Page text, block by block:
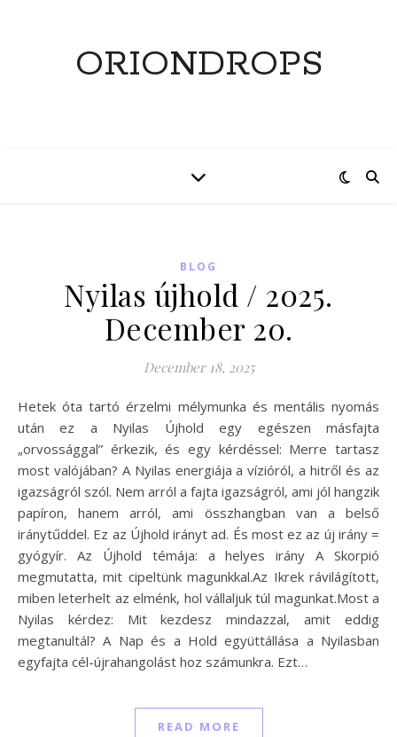
ORIONDROPS
BLOG
Nyilas újhold / 2025.
December 20.
December 18, 2025
Hetek óta tartó érzelmi mélymunka és mentális nyomás
után ez a Nyilas Újhold egy egészen másfajta
„orvossággal” érkezik, és egy kérdéssel: Merre tartasz
most valójában? A Nyilas energiája a vízióról, a hitről és az
igazságról szól. Nem arról a fajta igazságról, ami jól hangzik
papíron, hanem arról, ami összhangban van a belső
iránytűddel. Ez az Újhold irányt ad. És most ez az új irány =
gyógyír. Az Újhold témája: a helyes irány A Skorpió
megmutatta, mit cipeltünk magunkkal.Az Ikrek rávilágított,
miben leterhelt az elménk, hol vállaljuk túl magunkat.Most a
Nyilas kérdez: Mit kezdesz mindazzal, amit eddig
megtanultál? A Nap és a Hold együttállása a Nyilasban
egyfajta cél-újrahangolást hoz számunkra. Ezt…
READ MORE